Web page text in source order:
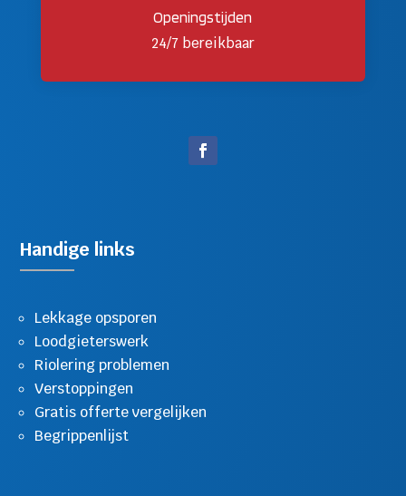
Openingstijden
24/7 bereikbaar
Handige links
Lekkage opsporen
Loodgieterswerk
Riolering problemen
Verstoppingen
Gratis offerte vergelijken
Begrippenlijst